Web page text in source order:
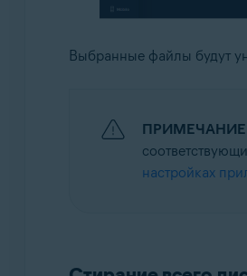
Выбранные файлы будут
настройках